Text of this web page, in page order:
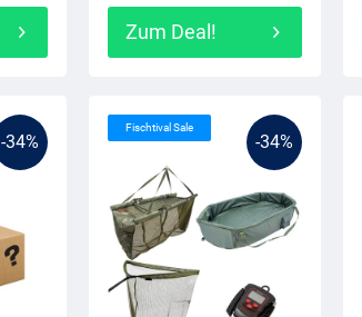
Zum Deal!
-34% -34%
Fischtival Sale